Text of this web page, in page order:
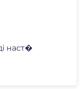
наст�